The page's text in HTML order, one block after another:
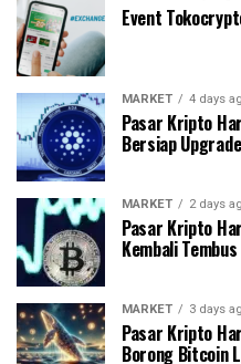
Event
MARKET 4 days
Pasar Kripto
Bersiap
MARKET 2 days
Pasar Kripto
Kembali
MARKET 3 days
Pasar Kripto
Borong Bitcoin